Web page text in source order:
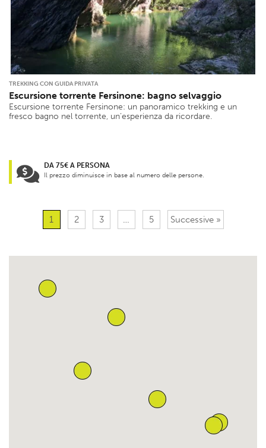
TREKKING CON GUIDA PRIVATA
Escursione torrente Fersinone: bagno selvaggio
Escursione torrente Fersinone: un panoramico trekking e un
fresco bagno nel torrente, un’esperienza da ricordare.
DA 75€ A PERSONA
Il prezzo diminuisce in base al numero delle persone.
1 2 3 … 5 Successive »